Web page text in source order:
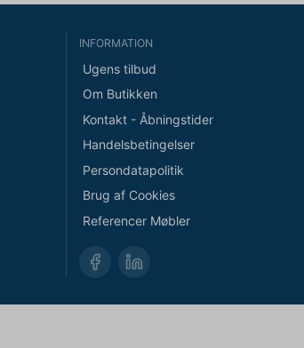
INFORMATION
Ugens tilbud
Om Butikken
Kontakt - Åbningstider
Handelsbetingelser
Persondatapolitik
Brug af Cookies
Referencer Møbler